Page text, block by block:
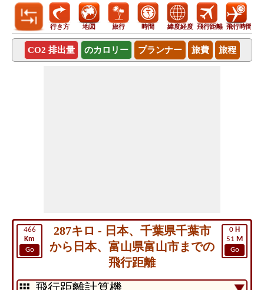
行き方 地図 旅行 時間 緯度経度 飛行距離 飛行時間
CO2 排出量 のカロリー プランナー 旅費 旅程
466
Km
Go
0 H
51 M
Go
287キロ - 日本、千葉県千葉市
から日本、富山県富山市までの
飛行距離